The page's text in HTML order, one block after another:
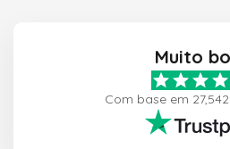
Muito
Com base em